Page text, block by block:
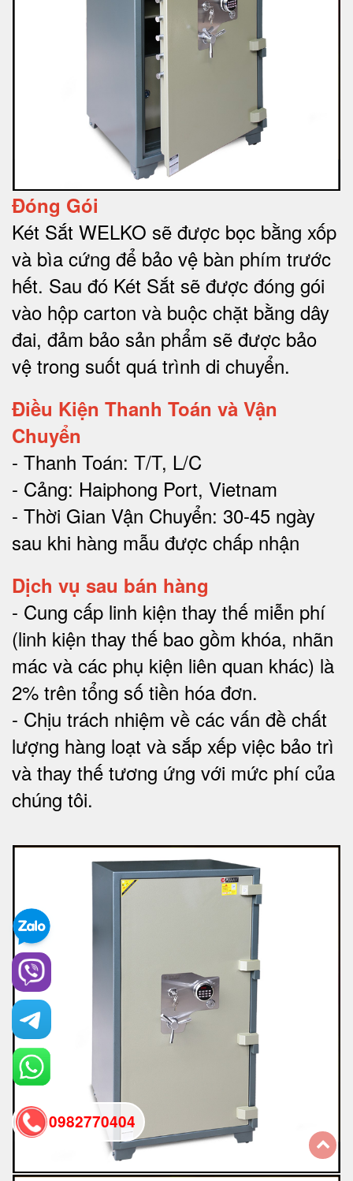
Đóng Gói
Két Sắt WELKO sẽ được bọc bằng xốp
và bìa cứng để bảo vệ bàn phím trước
hết. Sau đó Két Sắt sẽ được đóng gói
vào hộp carton và buộc chặt bằng dây
đai, đảm bảo sản phẩm sẽ được bảo
vệ trong suốt quá trình di chuyển.
Điều Kiện Thanh Toán và Vận
Chuyển
- Thanh Toán: T/T, L/C
- Cảng: Haiphong Port, Vietnam
- Thời Gian Vận Chuyển: 30-45 ngày
sau khi hàng mẫu được chấp nhận
Dịch vụ sau bán hàng
- Cung cấp linh kiện thay thế miễn phí
(linh kiện thay thế bao gồm khóa, nhãn
mác và các phụ kiện liên quan khác) là
2% trên tổng số tiền hóa đơn.
- Chịu trách nhiệm về các vấn đề chất
lượng hàng loạt và sắp xếp việc bảo trì
và thay thế tương ứng với mức phí của
chúng tôi.
0982770404
back